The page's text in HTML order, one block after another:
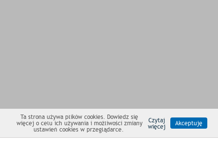
Ta strona używa plików cookies. Dowiedz się
więcej o celu ich używania i możliwości zmiany
ustawień cookies w przeglądarce.
Czytaj
więcej Akceptuję